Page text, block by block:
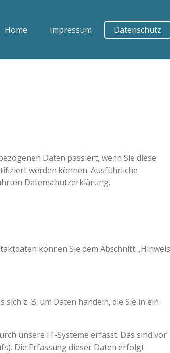
Home Impressum Datenschutz
Daten passiert, wenn Sie diese
werden können. Ausführliche
Datenschutzerklärung.
können Sie dem Abschnitt „Hinweis
z. B. um Daten handeln, die Sie in ein
unsere IT-Systeme erfasst. Das sind vor
Die Erfassung dieser Daten erfolgt